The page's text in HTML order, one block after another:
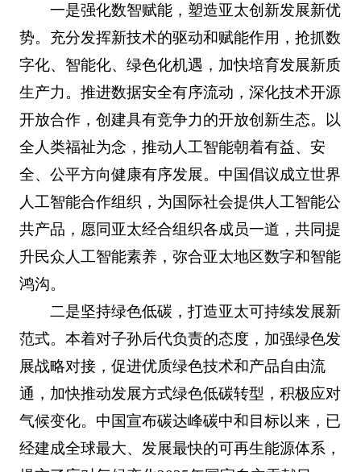
一是强化数智赋能，塑造亚太创新发展新优
势。充分发挥新技术的驱动和赋能作用，抢抓数
字化、智能化、绿色化机遇，加快培育发展新质
生产力。推进数据安全有序流动，深化技术开源
开放合作，创建具有竞争力的开放创新生态。以
全人类福祉为念，推动人工智能朝着有益、安
全、公平方向健康有序发展。中国倡议成立世界
人工智能合作组织，为国际社会提供人工智能公
共产品，愿同亚太经合组织各成员一道，共同提
升民众人工智能素养，弥合亚太地区数字和智能
鸿沟。
二是坚持绿色低碳，打造亚太可持续发展新
范式。本着对子孙后代负责的态度，加强绿色发
展战略对接，促进优质绿色技术和产品自由流
通，加快推动发展方式绿色低碳转型，积极应对
气候变化。中国宣布碳达峰碳中和目标以来，已
经建成全球最大、发展最快的可再生能源体系，